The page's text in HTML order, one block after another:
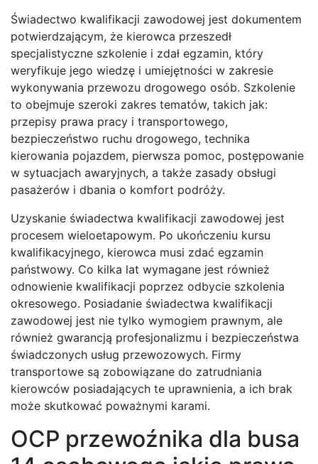
Świadectwo kwalifikacji zawodowej jest dokumentem
potwierdzającym, że kierowca przeszedł
specjalistyczne szkolenie i zdał egzamin, który
weryfikuje jego wiedzę i umiejętności w zakresie
wykonywania przewozu drogowego osób. Szkolenie
to obejmuje szeroki zakres tematów, takich jak:
przepisy prawa pracy i transportowego,
bezpieczeństwo ruchu drogowego, technika
kierowania pojazdem, pierwsza pomoc, postępowanie
w sytuacjach awaryjnych, a także zasady obsługi
pasażerów i dbania o komfort podróży.
Uzyskanie świadectwa kwalifikacji zawodowej jest
procesem wieloetapowym. Po ukończeniu kursu
kwalifikacyjnego, kierowca musi zdać egzamin
państwowy. Co kilka lat wymagane jest również
odnowienie kwalifikacji poprzez odbycie szkolenia
okresowego. Posiadanie świadectwa kwalifikacji
zawodowej jest nie tylko wymogiem prawnym, ale
również gwarancją profesjonalizmu i bezpieczeństwa
świadczonych usług przewozowych. Firmy
transportowe są zobowiązane do zatrudniania
kierowców posiadających te uprawnienia, a ich brak
może skutkować poważnymi karami.
OCP przewoźnika dla busa